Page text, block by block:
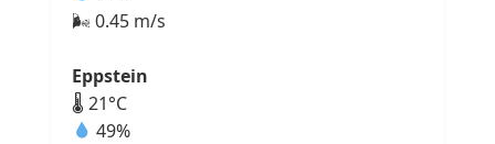
🌬 0.45 m/s
Eppstein
🌡 21°C
49%